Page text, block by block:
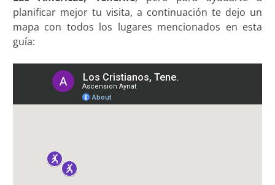
planificar mejor tu visita, a continuación te dejo un
mapa con todos los lugares mencionados en esta
guía: